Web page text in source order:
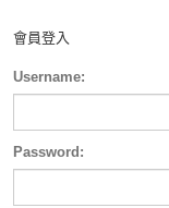
會員登入
Username:
Password: